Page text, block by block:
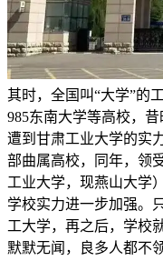
其时，全国叫“大学”的
985东南大学等高校，
遭到甘肃工业大学的实
部曲属高校，同年，领
工业大学，现燕山大学
学校实力进一步加强。
工大学，再之后，学校
默默无闻，良多人都不